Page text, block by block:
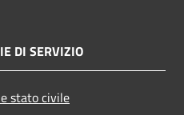
DI SERVIZIO
stato civile